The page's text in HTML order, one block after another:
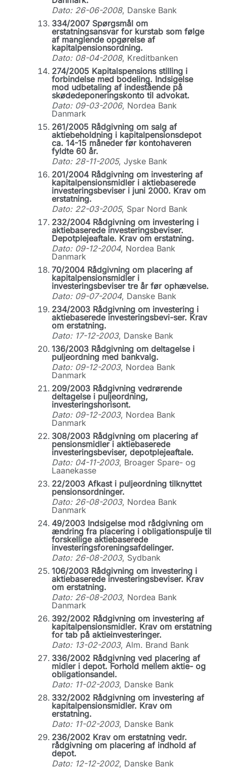
Dato: 26-06-2008, Danske Bank
334/2007 Spørgsmål om
erstatningsansvar for kurstab som følge
af manglende opgørelse af
kapitalpensionsordning.
Dato: 08-04-2008, Kreditbanken
274/2005 Kapitalspensions stilling i
forbindelse med bodeling. Indsigelse
mod udbetaling af indestående på
skødedeponeringskonto til advokat.
Dato: 09-03-2006, Nordea Bank
Danmark
261/2005 Rådgivning om salg af
aktiebeholdning i kapitalpensionsdepot
ca. 14-15 måneder før kontohaveren
fyldte 60 år.
Dato: 28-11-2005, Jyske Bank
201/2004 Rådgivning om investering af
kapitalpensionsmidler i aktiebaserede
investeringsbeviser i juni 2000. Krav om
erstatning.
Dato: 22-03-2005, Spar Nord Bank
232/2004 Rådgivning om investering i
aktiebaserede investeringsbeviser.
Depotplejeaftale. Krav om erstatning.
Dato: 09-12-2004, Nordea Bank
Danmark
70/2004 Rådgivning om placering af
kapitalpensionsmidler i
investeringsbeviser tre år før ophævelse.
Dato: 09-07-2004, Danske Bank
234/2003 Rådgivning om investering i
aktiebaserede investeringsbevi-ser. Krav
om erstatning.
Dato: 17-12-2003, Danske Bank
136/2003 Rådgivning om deltagelse i
puljeordning med bankvalg.
Dato: 09-12-2003, Nordea Bank
Danmark
209/2003 Rådgivning vedrørende
deltagelse i puljeordning,
investeringshorisont.
Dato: 09-12-2003, Nordea Bank
Danmark
308/2003 Rådgivning om placering af
pensionsmidler i aktiebaserede
investeringsbeviser, depotplejeaftale.
Dato: 04-11-2003, Broager Spare- og
Laanekasse
22/2003 Afkast i puljeordning tilknyttet
pensionsordninger.
Dato: 26-08-2003, Nordea Bank
Danmark
49/2003 Indsigelse mod rådgivning om
ændring fra placering i obligationspulje til
forskellige aktiebaserede
investeringsforeningsafdelinger.
Dato: 26-08-2003, Sydbank
106/2003 Rådgivning om investering i
aktiebaserede investeringsbeviser. Krav
om erstatning.
Dato: 26-08-2003, Nordea Bank
Danmark
392/2002 Rådgivning om investering af
kapitalpensionsmidler. Krav om erstatning
for tab på aktieinvesteringer.
Dato: 13-02-2003, Alm. Brand Bank
336/2002 Rådgivning ved placering af
midler i depot. Forhold mellem aktie- og
obligationsandel.
Dato: 11-02-2003, Danske Bank
332/2002 Rådgivning om investering af
kapitalpensionsmidler. Krav om
erstatning.
Dato: 11-02-2003, Danske Bank
236/2002 Krav om erstatning vedr.
rådgivning om placering af indhold af
depot.
Dato: 12-12-2002, Danske Bank